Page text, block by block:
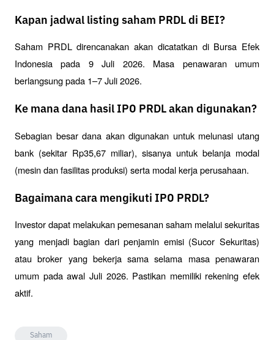
Kapan jadwal listing saham PRDL di BEI?
Saham PRDL direncanakan akan dicatatkan di Bursa Efek
Indonesia pada 9 Juli 2026. Masa penawaran umum
berlangsung pada 1–7 Juli 2026.
Ke mana dana hasil IPO PRDL akan digunakan?
Sebagian besar dana akan digunakan untuk melunasi utang
bank (sekitar Rp35,67 miliar), sisanya untuk belanja modal
(mesin dan fasilitas produksi) serta modal kerja perusahaan.
Bagaimana cara mengikuti IPO PRDL?
Investor dapat melakukan pemesanan saham melalui sekuritas
yang menjadi bagian dari penjamin emisi (Sucor Sekuritas)
atau broker yang bekerja sama selama masa penawaran
umum pada awal Juli 2026. Pastikan memiliki rekening efek
aktif.
Saham